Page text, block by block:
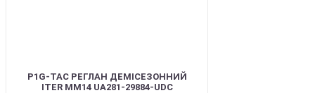
P1G-TAC РЕГЛАН ДЕМІСЕЗОННИЙ
ITER ММ14 UA281-29884-UDC